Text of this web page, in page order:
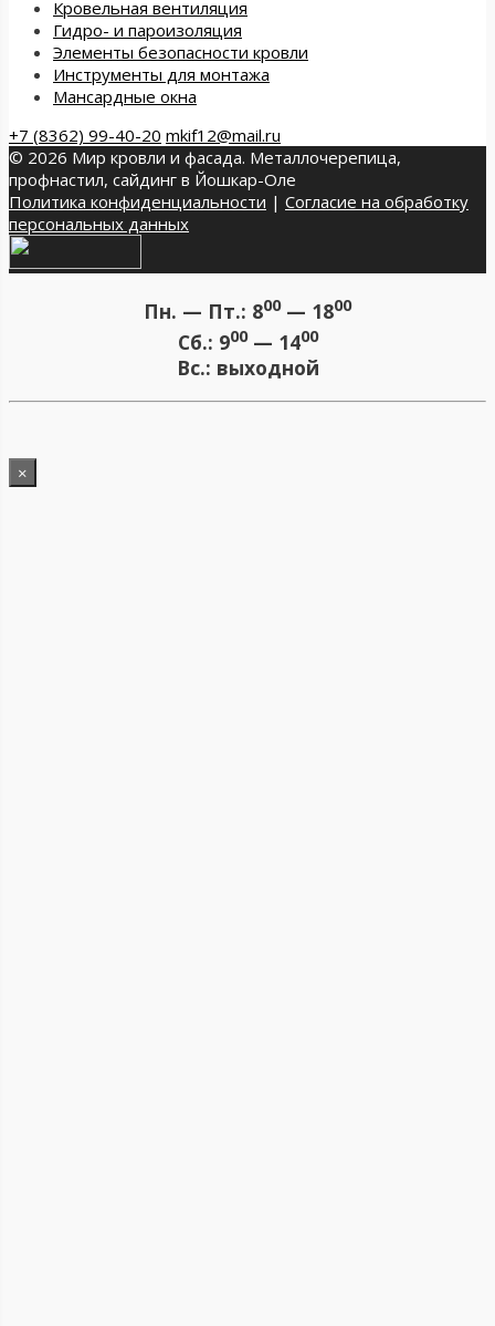
Кровельная вентиляция
Гидро- и пароизоляция
Элементы безопасности кровли
Инструменты для монтажа
Мансардные окна
+7 (8362) 99-40-20 mkif12@mail.ru
© 2026 Мир кровли и фасада. Металлочерепица,
профнастил, сайдинг в Йошкар-Оле
Политика конфиденциальности | Согласие на обработку
персональных данных
Пн. — Пт.: 800— 1800
Сб.: 900— 1400
Вс.: выходной
×